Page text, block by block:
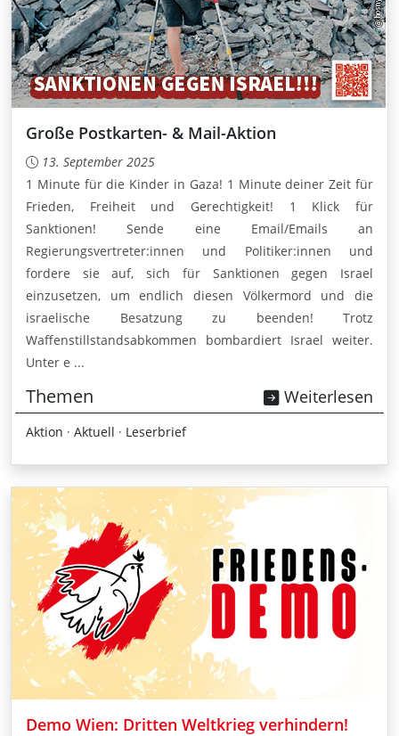
Große Postkarten- & Mail-Aktion
13. September 2025
1 Minute für die Kinder in Gaza! 1 Minute deiner Zeit für
Frieden, Freiheit und Gerechtigkeit! 1 Klick für
Sanktionen! Sende eine Email/Emails an
Regierungsvertreter:innen und Politiker:innen und
fordere sie auf, sich für Sanktionen gegen Israel
einzusetzen, um endlich diesen Völkermord und die
israelische Besatzung zu beenden! Trotz
Waffenstillstandsabkommen bombardiert Israel weiter.
Unter e ...
Themen Weiterlesen
Aktion · Aktuell · Leserbrief
Demo Wien: Dritten Weltkrieg verhindern!